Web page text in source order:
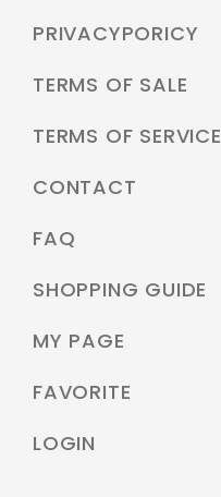
PRIVACYPORICY
TERMS OF SALE
TERMS OF SERVICE
CONTACT
FAQ
SHOPPING GUIDE
MY PAGE
FAVORITE
LOGIN